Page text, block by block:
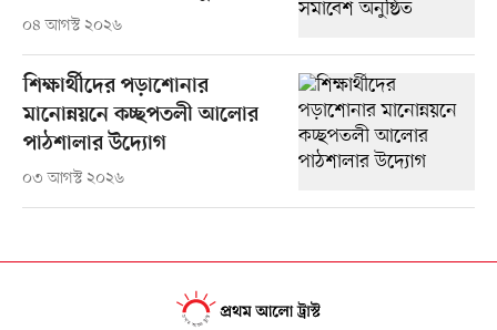
০৪ আগস্ট ২০২৬
শিক্ষার্থীদের পড়াশোনার
মানোন্নয়নে কচ্ছপতলী আলোর
পাঠশালার উদ্যোগ
০৩ আগস্ট ২০২৬